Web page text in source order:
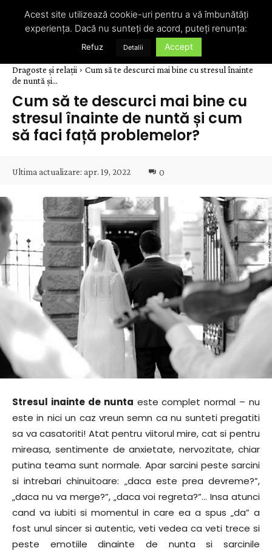
Dragoste și relații
Cum să te descurci mai bine cu stresul înainte
de nuntă și...
Cum să te descurci mai bine cu
stresul înainte de nuntă și cum
să faci față problemelor?
Ultima actualizare: apr. 19, 2022 0
Stresul inainte de nunta este complet normal – nu
este in nici un caz vreun semn ca nu sunteti pregatiti
sa va casatoriti! Atat pentru viitorul mire, cat si pentru
mireasa, sentimente de anxietate, nervozitate, chiar
putina teama sunt normale. Apar sarcini peste sarcini
si intrebari chinuitoare: „daca este prea devreme?”,
„daca nu va merge?”, „daca voi regreta?”… Insa atunci
cand va iubiti si momentul in care ea a spus „da” a
fost unul sincer si autentic, veti vedea ca veti trece si
peste emotiile dinainte de nunta si sarcinile
Acest site utilizează cookie-uri pentru a vă îmbunătăți
experiența. Dacă nu sunteți de acord, puteți renunța:
Refuz Detalii Accept